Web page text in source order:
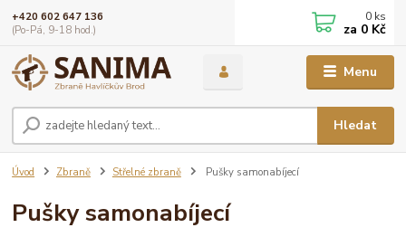
Menu
Hledat
+420 602 647 136
(Po-Pá, 9-18 hod.)
0 ks
za 0 Kč
Úvod Zbraně Střelné zbraně Pušky samonabíjecí
Pušky samonabíjecí